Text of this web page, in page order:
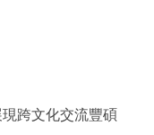
跨文化交流豐碩